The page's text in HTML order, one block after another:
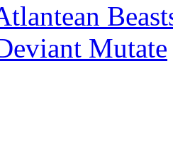
Mutate